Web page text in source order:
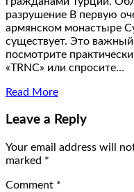
разрушение В первую
армянском монастыре
существует. Это
посмотрите
«TRNC» или спросите…
Read More
Leave a Reply
Your email address will
marked *
Comment *